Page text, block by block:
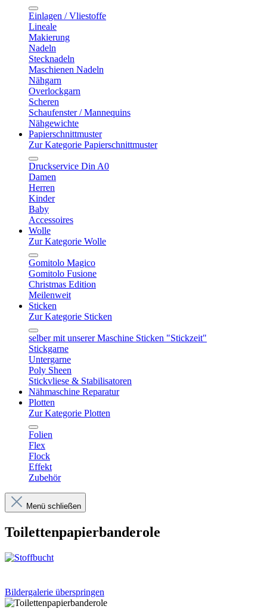
Einlagen / Vliestoffe
Lineale
Makierung
Nadeln
Stecknadeln
Maschienen Nadeln
Nähgarn
Overlockgarn
Scheren
Schaufenster / Mannequins
Nähgewichte
Papierschnittmuster
Zur Kategorie Papierschnittmuster
Druckservice Din A0
Damen
Herren
Kinder
Baby
Accessoires
Wolle
Zur Kategorie Wolle
Gomitolo Magico
Gomitolo Fusione
Christmas Edition
Meilenweit
Sticken
Zur Kategorie Sticken
selber mit unserer Maschine Sticken "Stickzeit"
Stickgarne
Untergarne
Poly Sheen
Stickvliese & Stabilisatoren
Nähmaschine Reparatur
Plotten
Zur Kategorie Plotten
Folien
Flex
Flock
Effekt
Zubehör
Menü schließen
Toilettenpapierbanderole
Bildergalerie überspringen